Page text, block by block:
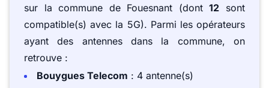
sur la commune de Fouesnant (dont12 sont
compatible(s) avec la 5G). Parmi les opérateurs
ayant des antennes dans la commune, on
retrouve :
Bouygues Telecom : 4 antenne(s)